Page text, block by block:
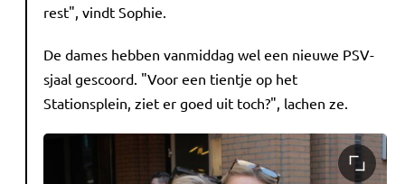
rest", vindt Sophie.
De dames hebben vanmiddag wel een nieuwe PSV-
sjaal gescoord. "Voor een tientje op het
Stationsplein, ziet er goed uit toch?", lachen ze.